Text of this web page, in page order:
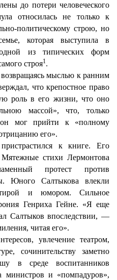
до потери человеческого
относилась не только к
политическому строю, но
которая выступила в
из типических форм
строя1.
мыслью к ранним
что крепостное право
роль в его жизни, что оно
массой», что, только
мог прийти к «полному
его».
к книге. Его
стихи Лермонтова
протест против
Юного Салтыкова влекли
и юмором. Сильное
Генриха Гейне. «Я еще
Салтыков впоследствии, —
читая его».
увлечение театром,
сочинительству заметно
в среде воспитанников
министров и «помпадуров»,